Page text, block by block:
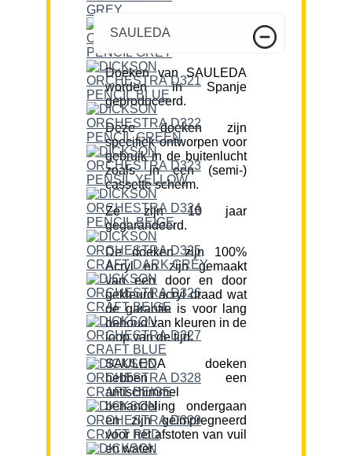
SAULEDA
Doeken van SAULEDA
worden in Spanje
geproduceerd.
Deze doeken zijn
specifiek ontworpen voor
gebruik in de buitenlucht
zoals in een (semi-)
cassette scherm.
Ze zijn 10 jaar
gegarandeerd.
De doeken zijn 100%
Acryl en zijn gemaakt
van een door en door
gekleurd acryl draad wat
de garantie is voor lang
behoud van kleuren in de
loop van de tijd.
SAULEDA doeken
hebben een
antischimmel
behandeling ondergaan
en zijn geïmpregneerd
voor het afstoten van vuil
en water.